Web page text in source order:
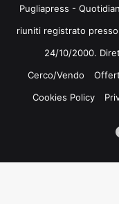
Pugliapress -
riuniti registrato
24/10/2000.
Cerco/Vendo
Cookies Policy